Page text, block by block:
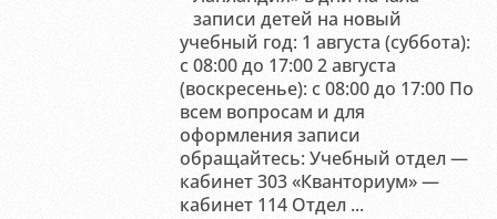
записи детей на новый
учебный год: 1 августа (суббота):
с 08:00 до 17:00 2 августа
(воскресенье): с 08:00 до 17:00 По
всем вопросам и для
оформления записи
обращайтесь: Учебный отдел —
кабинет 303 «Кванториум» —
кабинет 114 Отдел ...